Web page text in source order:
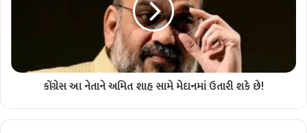
કોંગ્રેસ આ નેતાને અમિત શાહ સામે મેદાનમાં ઉતારી શકે છે!